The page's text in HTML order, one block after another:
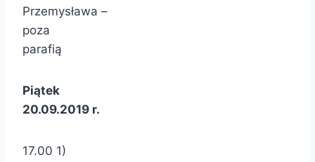
Przemysława –
poza
parafią
Piątek
20.09.2019 r.
17.00 1)